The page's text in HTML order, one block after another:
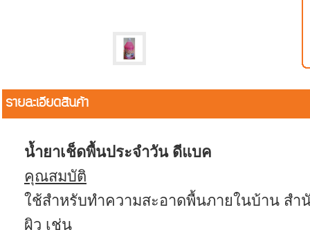
รายละเอียดสินค้า
น้ำยาเช็ดพื้นประจำวัน ดีแบค
คุณสมบัติ
ใช้สำหรับทำความสะอาดพื้นภายในบ้าน สำ
ผิว เช่น